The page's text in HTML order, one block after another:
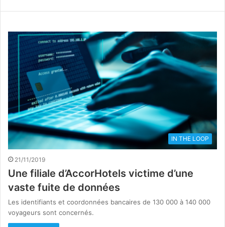
IN THE LOOP
21/11/2019
Une filiale d’AccorHotels victime d’une
vaste fuite de données
Les identifiants et coordonnées bancaires de 130 000 à 140 000
voyageurs sont concernés.